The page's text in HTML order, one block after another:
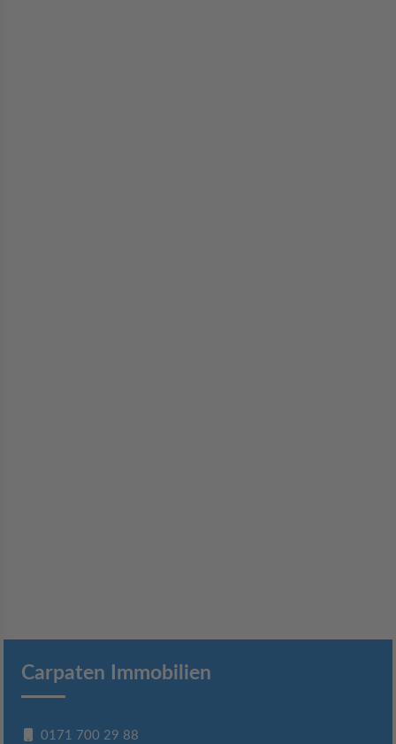
Carpaten Immobilien
0171 700 29 88